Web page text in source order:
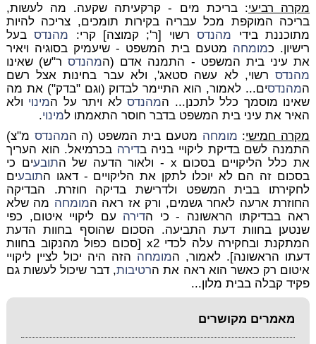
מקרה רביעי: בריכת מים - קרקעיתה שקעה. מה לעשות,
בריכה המוקפת מכל עבריה בקירות תומכים, צריכה להיות
מתוכננת בידי מהנדסרשוי [ר'; קמוצה] קרי: מהנדסבעל
רישיון. כמומחה מטעם בית המשפט - שיעמיק בסוגיה ויאיר
את עיני בית המשפט - התמנה אדם (המהנדסר"ש) שאינו
מהנדסרשוי, לא עשה סטאג', ולא עבר בחינות אצל רשם
המהנדסים... לאמור, הוא התיימר לבדוק (וגם "בדק") את מה
שאינו מוסמך כלל לתכנן... המהנדסלא ויתר על המינוי ולא
האיר את עיני בית המשפט בדבר חוסר התאמתו למינוי.
מקרה חמישי: מומחה מטעם בית המשפט (ה המהנדס מ"צ)
התמנה לשם בדיקת ליקויי בניה בדירה בכרמיאל. הוא העריך
את כלל הליקויים בסכום x - ולאור הדעה של ה
תובעים כי
בסכום זה הם לא יוכלו לתקן את הליקויים - דאגו התובעים
לחקירתו בבית המשפט ולדרישת בדיקה חוזרת. הבדיקה
החוזרת ארעה לאחר גשמים, ורק אז ראה המומחה מה שלא
ראה בבדיקתו הראשונה - כי הדירה עם ליקויי איטום, כפי
שנטען בחוות דעת התביעה. הסכום שהוסף בחוות הדעת
המתקנת ובחקירה עלה לכדי x2 [סכום כפול מהנקוב בחוות
דעתו הראשונה]. לאמור, המומחה הזה היה יכול לציין ליקויי
איטום רק כאשר הוא ראה את הרטיבות, דבר שיכול לעשות גם
פקיד קבלה בבית מלון...
מאמרים מקושרים